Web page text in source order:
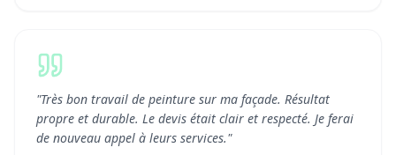
"Très bon travail de peinture sur ma façade. Résultat
propre et durable. Le devis était clair et respecté. Je ferai
de nouveau appel à leurs services."